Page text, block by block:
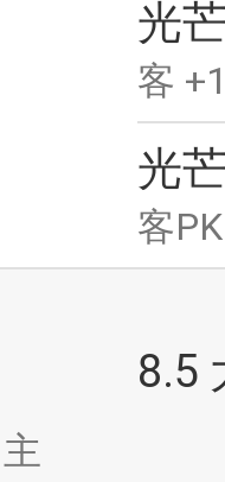
光
客
光
客PK
主
8.5